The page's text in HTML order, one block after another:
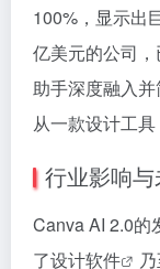
100%，显示出
亿美元的公司
助手深度融入
从一款设计工具
行业影响
Canva AI 2.0的
了设计软件